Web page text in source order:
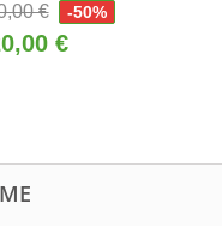
€
-50%
€